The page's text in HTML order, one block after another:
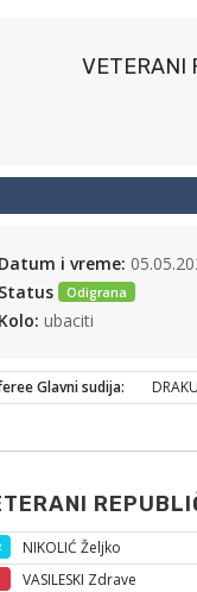
VETERANI
Datum i vreme:
Status
Odigrana
Kolo: ubaciti
Glavni sudija:
NIKOLIĆ Željko
VASILESKI Zdrave